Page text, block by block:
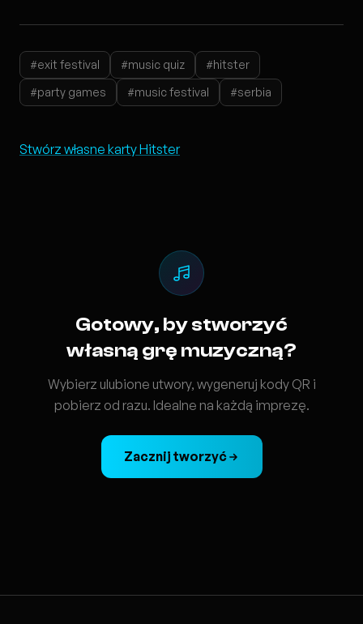
#exit festival #music quiz
#hitster
#party games
#music festival #serbia
Stwórz własne karty Hitster
Gotowy, by stworzyć
własną grę muzyczną?
Wybierz ulubione utwory, wygeneruj kody QR i
pobierz od razu. Idealne na każdą imprezę.
Zacznij tworzyć